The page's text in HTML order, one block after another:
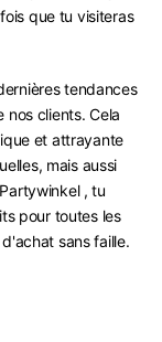
que tu visiteras
tendances
clients. Cela
et attrayante
mais aussi
, tu
pour toutes les
sans faille.